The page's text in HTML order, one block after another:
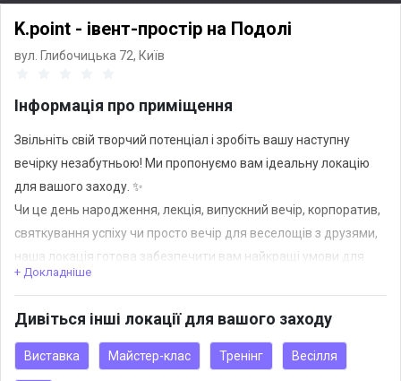
K.point - івент-простір на Подолі
вул. Глибочицька 72, Київ
Інформація про приміщення
Звільніть свій творчий потенціал і зробіть вашу наступну
вечірку незабутньою! Ми пропонуємо вам ідеальну локацію
для вашого заходу. ✨
Чи це день народження, лекція, випускний вечір, корпоратив,
святкування успіху чи просто вечір для веселощів з друзями,
наша локація готова забезпечити вам найкращі умови для
незабутнього вечора.
-Concert hall 300m2
-Лофт-зал 180m2
-Terrace 300m2
+ Докладніше
Дивіться інші локації для вашого заходу
Виставка Майстер-клас Тренінг Весілля